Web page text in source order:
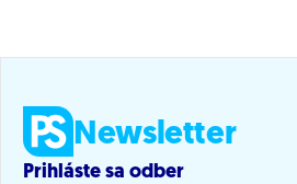
Newsletter
Prihláste sa odber